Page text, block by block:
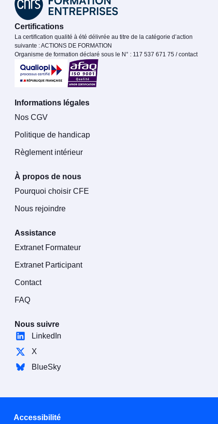
Certifications
La certification qualité à été délivrée au titre de la catégorie d’action
suivante : ACTIONS DE FORMATION
Organisme de formation déclaré sous le N° : 117 537 671 75 / contact
Informations légales
Nos CGV
Politique de handicap
Règlement intérieur
À propos de nous
Pourquoi choisir CFE
Nous rejoindre
Assistance
Extranet Formateur
Extranet Participant
Contact
FAQ
Nous suivre
LinkedIn
X
BlueSky
Accessibilité